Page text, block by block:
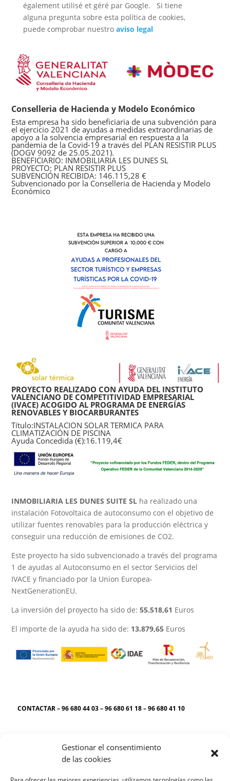
Gestionar el consentimiento
de las cookies
également utilisé et géré par Google. Si tiene
alguna pregunta sobre esta política de cookies,
puede comprobar nuestro aviso legal
Conselleria de Hacienda y Modelo Económico
Esta empresa ha sido beneficiaria de una subvención para
el ejercicio 2021 de ayudas a medidas extraordinarias de
apoyo a la solvencia empresarial en respuesta a la
pandemia de la Covid-19 a través del PLAN RESISTIR PLUS
(DOGV 9092 de 25.05.2021).
BENEFICIARIO: INMOBILIARIA LES DUNES SL
PROYECTO: PLAN RESISTIR PLUS
SUBVENCIÓN RECIBIDA: 146.115,28 €
Subvencionado por la Conselleria de Hacienda y Modelo
Económico
PROYECTO REALIZADO CON AYUDA DEL INSTITUTO
VALENCIANO DE COMPETITIVIDAD EMPRESARIAL
(IVACE) ACOGIDO AL PROGRAMA DE ENERGÍAS
RENOVABLES Y BIOCARBURANTES
Título:INSTALACION SOLAR TERMICA PARA
CLIMATIZACIÓN DE PISCINA
Ayuda Concedida (€):16.119,4€
INMOBILIARIA LES DUNES SUITE SL ha realizado una
instalación Fotovoltaica de autoconsumo con el objetivo de
utilizar fuentes renovables para la producción eléctrica y
conseguir una reducción de emisiones de CO2.
Este proyecto ha sido subvencionado a través del programa
1 de ayudas al Autoconsumo en el sector Servicios del
IVACE y financiado por la Union Europea-
NextGenerationEU.
La inversión del proyecto ha sido de:55.518,61 Euros
El importe de la ayuda ha sido de: 13.879,65 Euros
CONTACTAR – 96 680 44 03 – 96 680 61 18 – 96 680 41 10